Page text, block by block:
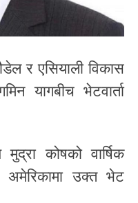
र एसियाली विकास
यागबीच भेटवार्ता
कोषको वार्षिक
अमेरिकामा उक्त भेट